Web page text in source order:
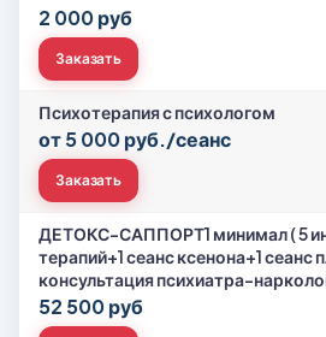
2 000 руб
Заказать
Психотерапия с психологом
от 5 000 руб./сеанс
Заказать
ДЕТОКС-САППОРТ1 минимал ( 5
терапий+1 сеанс ксенона+1 сеанс
консультация психиатра-
52 500 руб